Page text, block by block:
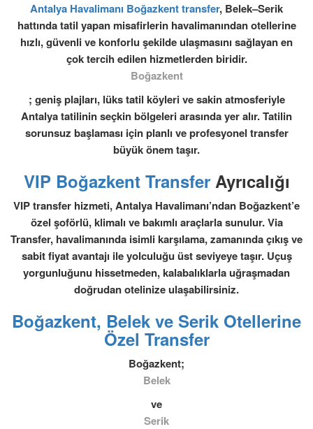
Antalya Havalimanı Boğazkent transfer, Belek–Serik
hattında tatil yapan misafirlerin havalimanından otellerine
hızlı, güvenli ve konforlu şekilde ulaşmasını sağlayan en
çok tercih edilen hizmetlerden biridir.
Boğazkent
; geniş plajları, lüks tatil köyleri ve sakin atmosferiyle
Antalya tatilinin seçkin bölgeleri arasında yer alır. Tatilin
sorunsuz başlaması için planlı ve profesyonel transfer
büyük önem taşır.
VIP Boğazkent Transfer Ayrıcalığı
VIP transfer hizmeti, Antalya Havalimanı’ndan Boğazkent’e
özel şoförlü, klimalı ve bakımlı araçlarla sunulur.Via
Transfer, havalimanında isimli karşılama, zamanında çıkış ve
sabit fiyat avantajı ile yolculuğu üst seviyeye taşır. Uçuş
yorgunluğunu hissetmeden, kalabalıklarla uğraşmadan
doğrudan otelinize ulaşabilirsiniz.
Boğazkent, Belek ve Serik Otellerine
Özel Transfer
Boğazkent;
Belek
ve
Serik